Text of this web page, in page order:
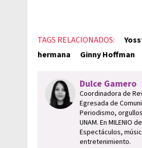
TAGS RELACIONADOS:
hermana
Ginny Hoffman
Dulce Gamero
Coordinadora de
Egresada de
Periodismo,
UNAM. En MILENIO
Espectáculos,
entretenimiento.